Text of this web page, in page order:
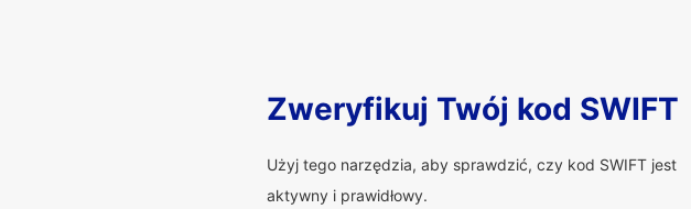
Zweryfikuj Twój kod SWIFT
Użyj tego narzędzia, aby sprawdzić, czy kod SWIFT jest
aktywny i prawidłowy.